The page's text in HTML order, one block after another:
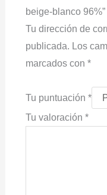
beige-blanco 96%”
Tu dirección de
publicada. Los
marcados con *
Tu puntuación *
Tu valoración *